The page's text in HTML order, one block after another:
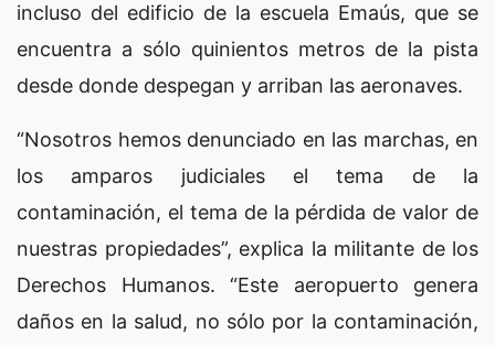
incluso del edificio de la escuela Emaús, que se
encuentra a sólo quinientos metros de la pista
desde donde despegan y arriban las aeronaves.
“Nosotros hemos denunciado en las marchas, en
los amparos judiciales el tema de la
contaminación, el tema de la pérdida de valor de
nuestras propiedades”, explica la militante de los
Derechos Humanos. “Este aeropuerto genera
daños en la salud, no sólo por la contaminación,